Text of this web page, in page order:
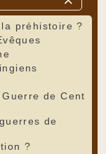

préhistoire ?
de Cent
de
?